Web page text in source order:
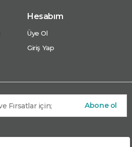
Hesabım
Üye Ol
Giriş Yap
Abone ol